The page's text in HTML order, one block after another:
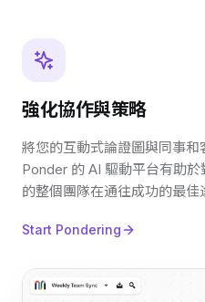
強化協作與策略
將您的互動式論證圖與同事和
Ponder 的 AI 驅動平台有助
的整個團隊在通往成功的最佳
Start Pondering